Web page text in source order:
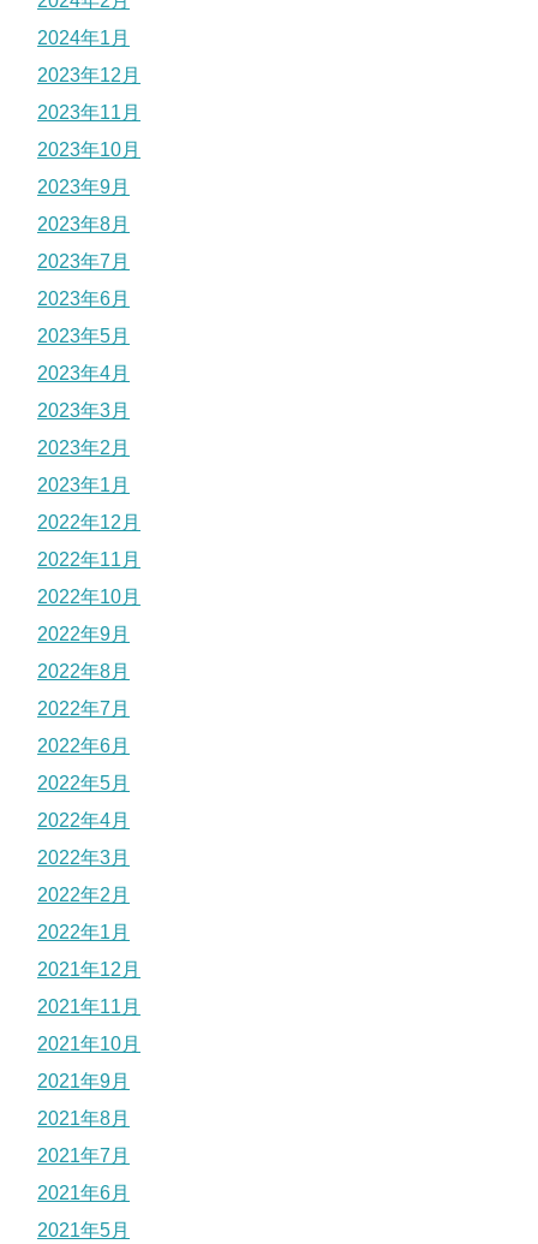
2024年1月
2023年12月
2023年11月
2023年10月
2023年9月
2023年8月
2023年7月
2023年6月
2023年5月
2023年4月
2023年3月
2023年2月
2023年1月
2022年12月
2022年11月
2022年10月
2022年9月
2022年8月
2022年7月
2022年6月
2022年5月
2022年4月
2022年3月
2022年2月
2022年1月
2021年12月
2021年11月
2021年10月
2021年9月
2021年8月
2021年7月
2021年6月
2021年5月